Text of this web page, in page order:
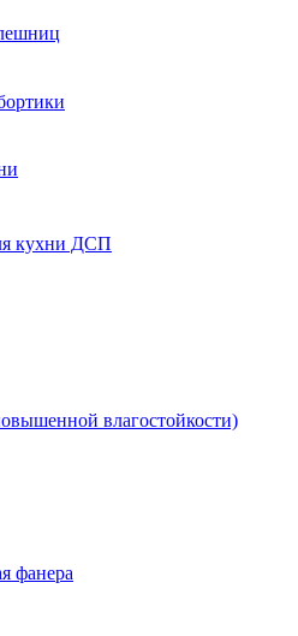
кухни ДСП
влагостойкости)
фанера